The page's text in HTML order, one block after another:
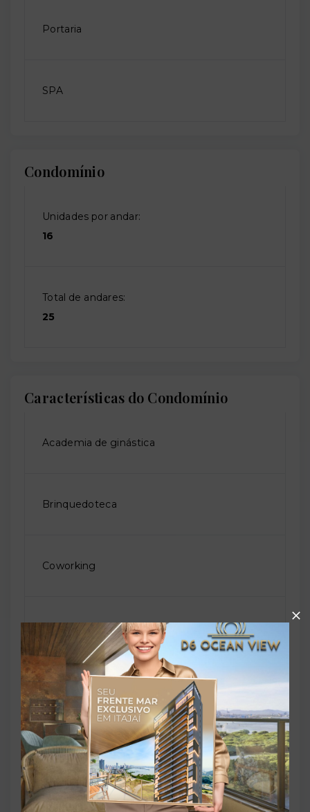
Portaria
SPA
Condomínio
Unidades por andar:
16
Total de andares:
25
Características do Condomínio
Academia de ginástica
Brinquedoteca
Coworking
Elevador social
Permite animais
Playground